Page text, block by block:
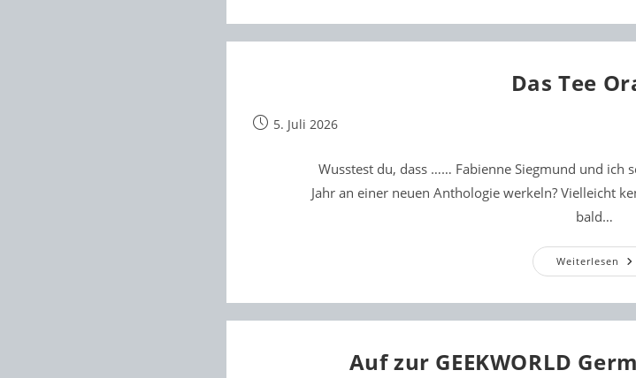
Das Tee
Beitrag5. Juli 2026
Wusstest du, dass …… Fabienne Siegmund und ich
Jahr an einer neuen Anthologie werkeln? Vielleicht
bald…
Weiterlesen Das
Auf zur GEEKWORLD